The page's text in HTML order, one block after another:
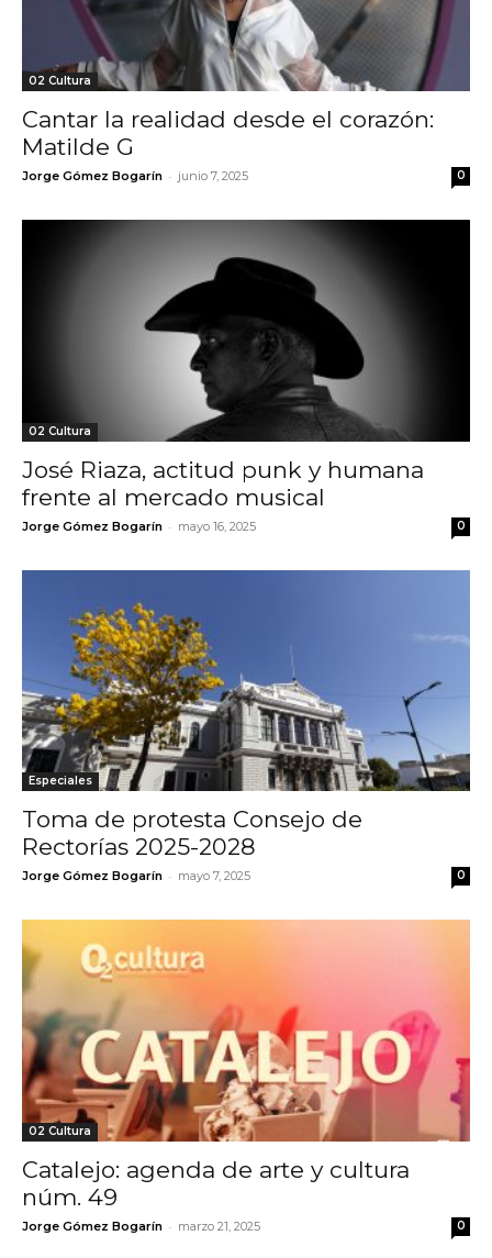
02 Cultura
Cantar la realidad desde el corazón:
Matilde G
Jorge Gómez Bogarín - junio 7, 2025 0
02 Cultura
José Riaza, actitud punk y humana
frente al mercado musical
Jorge Gómez Bogarín - mayo 16, 2025 0
Especiales
Toma de protesta Consejo de
Rectorías 2025-2028
Jorge Gómez Bogarín - mayo 7, 2025 0
02 Cultura
Catalejo: agenda de arte y cultura
núm. 49
Jorge Gómez Bogarín - marzo 21, 2025 0